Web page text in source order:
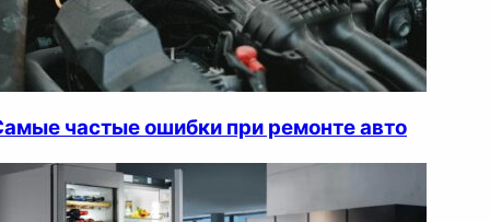
частые ошибки при ремонте авто